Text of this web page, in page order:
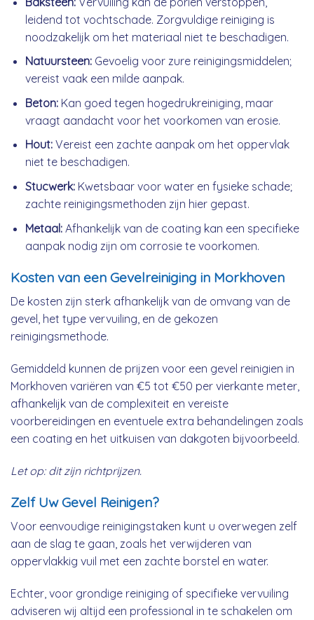
leidend tot vochtschade. Zorgvuldige reiniging is
noodzakelijk om het materiaal niet te beschadigen.
Natuursteen:Gevoelig voor zure reinigingsmiddelen;
vereist vaak een milde aanpak.
Beton:Kan goed tegen hogedrukreiniging, maar
vraagt aandacht voor het voorkomen van erosie.
Hout:Vereist een zachte aanpak om het oppervlak
niet te beschadigen.
Stucwerk:Kwetsbaar voor water en fysieke schade;
zachte reinigingsmethoden zijn hier gepast.
Metaal:Afhankelijk van de coating kan een specifieke
aanpak nodig zijn om corrosie te voorkomen.
Kosten van een Gevelreiniging in Morkhoven
De kosten zijn sterk afhankelijk van de omvang van de
gevel, het type vervuiling, en de gekozen
reinigingsmethode.
Gemiddeld kunnen de prijzen voor een gevel reinigien in
Morkhoven variëren van €5 tot €50 per vierkante meter,
afhankelijk van de complexiteit en vereiste
voorbereidingen en eventuele extra behandelingen zoals
een coating en het uitkuisen van dakgoten bijvoorbeeld.
Let op: dit zijn richtprijzen.
Zelf Uw Gevel Reinigen?
Voor eenvoudige reinigingstaken kunt u overwegen zelf
aan de slag te gaan, zoals het verwijderen van
oppervlakkig vuil met een zachte borstel en water.
Echter, voor grondige reiniging of specifieke vervuiling
adviseren wij altijd een professional in te schakelen om